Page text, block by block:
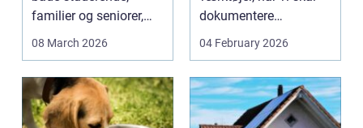
familier og seniorer,
fordi b...
08 March 2026
dokumentere
bæreevnen af pæle til
04 February 2026